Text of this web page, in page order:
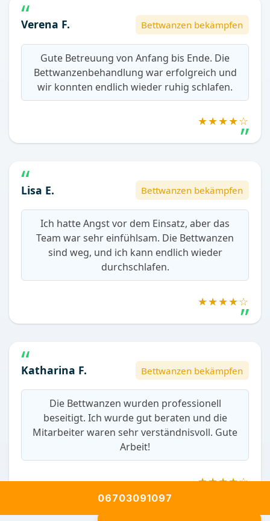
Verena F. Bettwanzen bekämpfen
Gute Betreuung von Anfang bis Ende. Die
Bettwanzenbehandlung war erfolgreich und
wir konnten endlich wieder ruhig schlafen.
★★★★☆
Lisa E. Bettwanzen bekämpfen
Ich hatte Angst vor dem Einsatz, aber das
Team war sehr einfühlsam. Die Bettwanzen
sind weg, und ich kann endlich wieder
durchschlafen.
★★★★☆
Katharina F. Bettwanzen bekämpfen
Die Bettwanzen wurden professionell
beseitigt. Ich wurde gut beraten und die
Mitarbeiter waren sehr verständnisvoll. Gute
Arbeit!
★★★★☆
06703091097